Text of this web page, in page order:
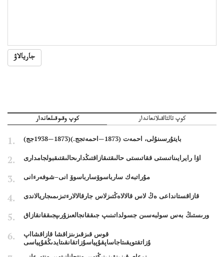
جاريالاۋ
كوپ وقىوقىلعاندار كوپ تالتالقىلانعاندار
بايتۇرسىنۇلى، احمەت (1873—احمەتجج.)(1873—1938جج)
اۋا رايرايىناتىستى ققاتىستى حالىقتىقازاقتىڭدارىحالىقتىقبولجامدارى
مۇراتبەك سارباسوۆسارباسوۆ انى–شوفەرءانى
قازاقستانداعى ەڭ لاس قالالاەڭتىزلاس جارقالالارءتىزىمىجاريالاندى
ورىستىڭ بەس سولبەسىن جسولداتىنىپ جىققانجالعىزۇرىپجىققانقازاق
قوس قىزقىزىنزاقشا قازاقشااپ
ۇزاتقتويقىتاجاساپقۇپياسۇزاتقانقىتايدىڭقۇپياسى